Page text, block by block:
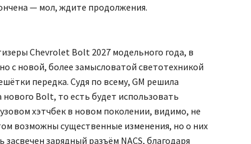
— мол, ждите продолжения.
Chevrolet Bolt 2027 модельного года, в
с новой, более замысловатой светотехникой
передка. Судя по всему, GM решила
Bolt, то есть будет использовать
хэтчбек в новом поколении, видимо, не
возможны существенные изменения, но о них
зарядный разъём NACS, благодаря